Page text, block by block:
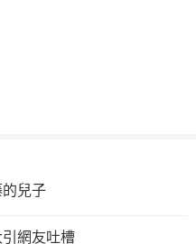
兒子
網友吐槽